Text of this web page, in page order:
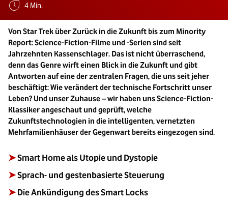
Geschätzte Lesezeit:
4 Min.
Von Star Trek über Zurück in die Zukunft bis zum Minority
Report: Science-Fiction-Filme und -Serien sind seit
Jahrzehnten Kassenschlager. Das ist nicht überraschend,
denn das Genre wirft einen Blick in die Zukunft und gibt
Antworten auf eine der zentralen Fragen, die uns seit jeher
beschäftigt: Wie verändert der technische Fortschritt unser
Leben? Und unser Zuhause – wir haben uns Science-Fiction-
Klassiker angeschaut und geprüft, welche
Zukunftstechnologien in die intelligenten, vernetzten
Mehrfamilienhäuser der Gegenwart bereits eingezogen sind.
➤Smart Home als Utopie und Dystopie
➤Sprach- und gestenbasierte Steuerung
➤ Die Ankündigung des Smart Locks